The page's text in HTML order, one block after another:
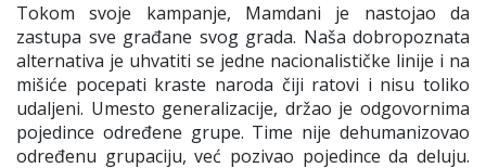
Tokom svoje kampanje, Mamdani je nastojao da
zastupa sve građane svog grada. Naša dobropoznata
alternativa je uhvatiti se jedne nacionalističke linije i na
mišiće pocepati kraste naroda čiji ratovi i nisu toliko
udaljeni. Umesto generalizacije, držao je odgovornima
pojedince određene grupe. Time nije dehumanizovao
određenu grupaciju, već pozivao pojedince da deluju.